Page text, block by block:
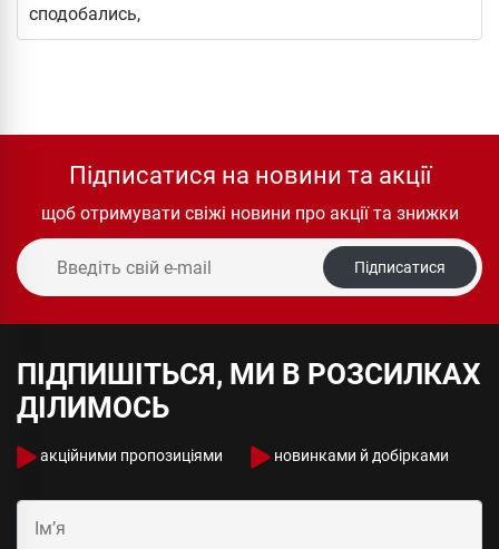
сподобались,
Підписатися на новини та акції
щоб отримувати свіжі новини про акції та знижки
Підписатися
ПІДПИШІТЬСЯ, МИ В РОЗСИЛКАХ
ДІЛИМОСЬ
акційними пропозиціями новинками й добірками